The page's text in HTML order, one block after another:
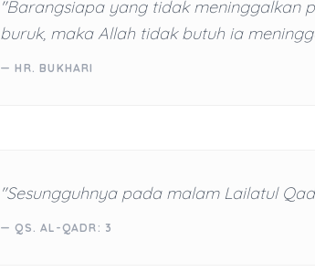
"Barangsiapa yang tidak meninggalkan
buruk, maka Allah tidak butuh ia
— HR. BUKHARI
"Sesungguhnya pada malam Lailatul
— QS. AL-QADR: 3